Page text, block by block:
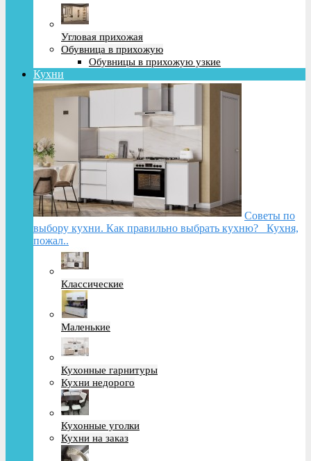
Угловая прихожая
Обувница в прихожую
Обувницы в прихожую узкие
Кухни
Советы по
выбору кухни. Как правильно выбрать кухню? Кухня,
пожал..
Классические
Маленькие
Кухонные гарнитуры
Кухни недорого
Кухонные уголки
Кухни на заказ